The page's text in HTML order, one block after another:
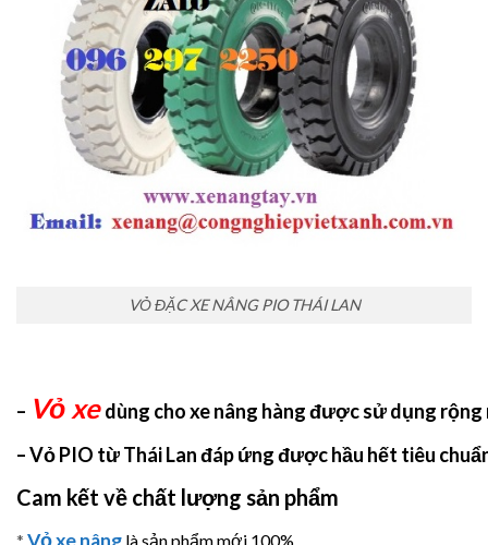
VỎ ĐẶC XE NÂNG PIO THÁI LAN
– Vỏ xe dùng cho xe nâng hàng được sử dụng
– Vỏ PIO từ Thái Lan đáp ứng được hầu hết tiêu
Cam kết về chất lượng sản phẩm
* Vỏ xe nâng là sản phẩm mới 100%